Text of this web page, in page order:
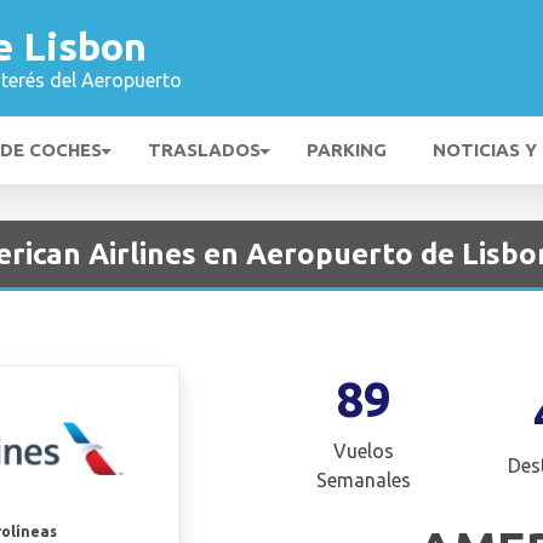
Lisbon
del Aeropuerto
COCHES TRASLADOS PARKING NOTICIAS Y
Airlines en Aeropuerto de
89
Vuelos
Semanales